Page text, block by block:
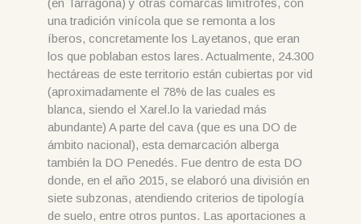
(en Tarragona) y otras comarcas limítrofes, con
una tradición vinícola que se remonta a los
íberos, concretamente los Layetanos, que eran
los que poblaban estos lares. Actualmente, 24.300
hectáreas de este territorio están cubiertas por vid
(aproximadamente el 78% de las cuales es
blanca, siendo el Xarel.lo la variedad más
abundante) A parte del cava (que es una DO de
ámbito nacional), esta demarcación alberga
también la DO Penedés. Fue dentro de esta DO
donde, en el año 2015, se elaboró una división en
siete subzonas, atendiendo criterios de tipología
de suelo, entre otros puntos. Las aportaciones a